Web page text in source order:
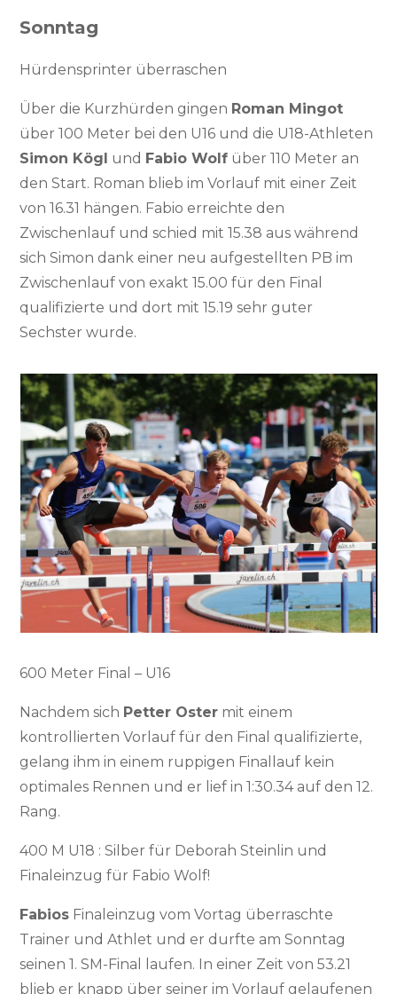
Sonntag
Hürdensprinter überraschen
Über die Kurzhürden gingen Roman Mingot
über 100 Meter bei den U16 und die U18-Athleten
Simon Kögl und Fabio Wolf über 110 Meter an
den Start. Roman blieb im Vorlauf mit einer Zeit
von 16.31 hängen. Fabio erreichte den
Zwischenlauf und schied mit 15.38 aus während
sich Simon dank einer neu aufgestellten PB im
Zwischenlauf von exakt 15.00 für den Final
qualifizierte und dort mit 15.19 sehr guter
Sechster wurde.
600 Meter Final – U16
Nachdem sich Petter Oster mit einem
kontrollierten Vorlauf für den Final qualifizierte,
gelang ihm in einem ruppigen Finallauf kein
optimales Rennen und er lief in 1:30.34 auf den 12.
Rang.
400 M U18 : Silber für Deborah Steinlin und
Finaleinzug für Fabio Wolf!
Fabios Finaleinzug vom Vortag überraschte
Trainer und Athlet und er durfte am Sonntag
seinen 1. SM-Final laufen. In einer Zeit von 53.21
blieb er knapp über seiner im Vorlauf gelaufenen